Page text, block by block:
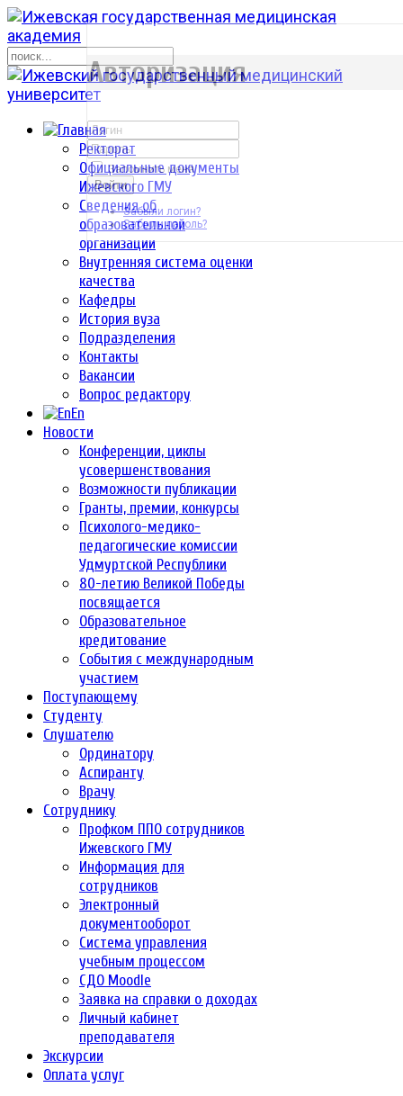
Ректорат
Официальные документы
Ижевского ГМУ
Сведения об
образовательной
организации
Внутренняя система оценки
качества
Кафедры
История вуза
Подразделения
Контакты
Вакансии
Вопрос редактору
En
Новости
Конференции, циклы
усовершенствования
Возможности публикации
Гранты, премии, конкурсы
Психолого-медико-
педагогические комиссии
Удмуртской Республики
80-летию Великой Победы
посвящается
Образовательное
кредитование
События с международным
участием
Поступающему
Студенту
Слушателю
Ординатору
Аспиранту
Врачу
Сотруднику
Профком ППО сотрудников
Ижевского ГМУ
Информация для
сотрудников
Электронный
документооборот
Система управления
учебным процессом
СДО Moodle
Заявка на справки о доходах
Личный кабинет
преподавателя
Экскурсии
Оплата услуг
р
Авторизация
Запомнить меня
Войти
Забыли логин?
Забыли пароль?